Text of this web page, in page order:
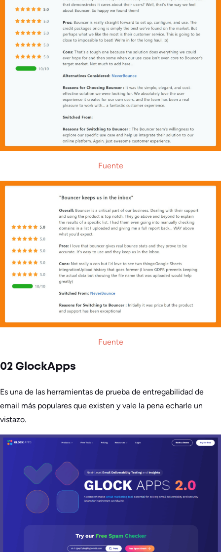
Fuente
Fuente
02 GlockApps
Es una de las herramientas de prueba de entregabilidad de
email más populares que existen y vale la pena echarle un
vistazo.